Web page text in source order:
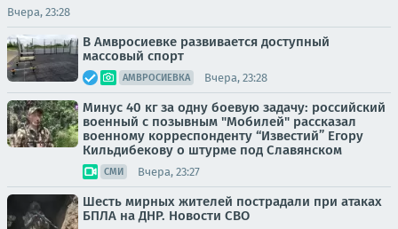
Вчера, 23:28
В Амвросиевке развивается доступный
массовый спорт
АМВРОСИЕВКА Вчера, 23:28
Минус 40 кг за одну боевую задачу: российский
военный с позывным "Мобилей" рассказал
военному корреспонденту “Известий” Егору
Кильдибекову о штурме под Славянском
СМИ Вчера, 23:27
Шесть мирных жителей пострадали при атаках
БПЛА на ДНР. Новости СВО